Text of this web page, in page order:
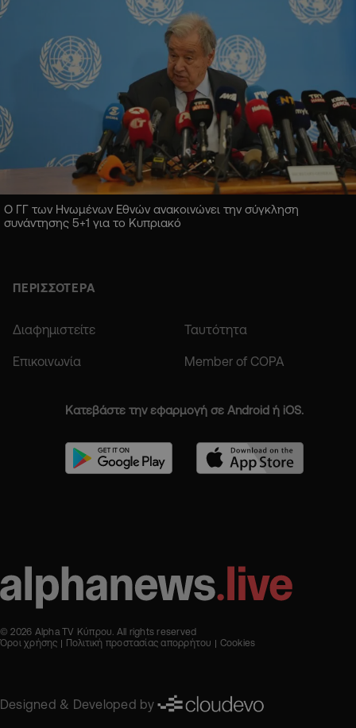
Ο ΓΓ των Ηνωμένων Εθνών ανακοινώνει την σύγκληση
συνάντησης 5+1 για το Κυπριακό
ΠΕΡΙΣΣΟΤΕΡΑ
Διαφημιστείτε Ταυτότητα
Επικοινωνία Member of COPA
Κατεβάστε την εφαρμογή σε Android ή iOS.
© 2026 Alpha TV Κύπρου. All rights reserved
Όροι χρήσης
Πολιτική προστασίας απορρήτου Cookies
Designed & Developed by